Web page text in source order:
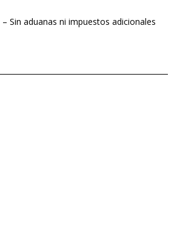
Sin aduanas ni impuestos adicionales